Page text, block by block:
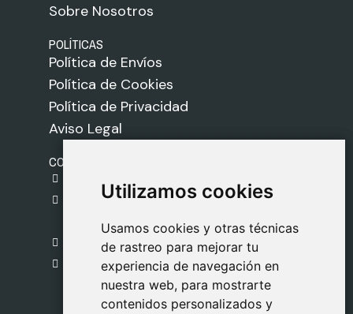
Utilizamos cookies
Usamos cookies y otras técnicas
de rastreo para mejorar tu
experiencia de navegación en
nuestra web, para mostrarte
contenidos personalizados y
Utilizamos cookies
Usamos cookies y otras técnicas
de rastreo para mejorar tu
experiencia de navegación en
nuestra web, para mostrarte
contenidos personalizados y
Sobre Nosotros
POLÍTICAS
Política de Envíos
Política de Cookies
Política de Privacidad
Aviso Legal
CONTACTO
C. del Pradillo, 6, 28770 Colmenar Viejo,
Madrid
918 459 877
Lunes a Viernes
09:00 - 13:00